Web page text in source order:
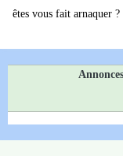
êtes vous fait arnaquer ?
Annonces